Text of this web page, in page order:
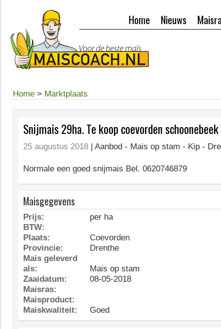
Nieuws
Home
Home > Marktplaats
Snijmais 29ha. Te koop coevorden schoonebeek
25 augustus 2018 | Aanbod - Mais op stam - Kip -
Normale een goed snijmais Bel. 0620746879
Maisgegevens
Prijs:
per ha
BTW:
Plaats:
Coevorden
Provincie:
Drenthe
Mais geleverd
als:
Mais op stam
Zaaidatum:
08-05-2018
Maisras:
Maisproduct:
Maiskwaliteit:
Goed